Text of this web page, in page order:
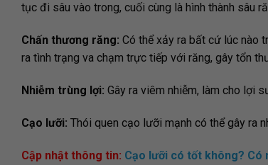
tục đi sâu vào trong, cuối cùng là hình thành sâu
Chấn thương răng: Có thể xảy ra bất cứ lúc nào
ra tình trạng va chạm trực tiếp với răng, gây tổn
Nhiễm trùng lợi: Gây ra viêm nhiễm, làm cho lợi
Cạo lưỡi: Thói quen cạo lưỡi mạnh có thể gây ra
Cập nhật thông tin: Cạo lưỡi có tốt không? Có